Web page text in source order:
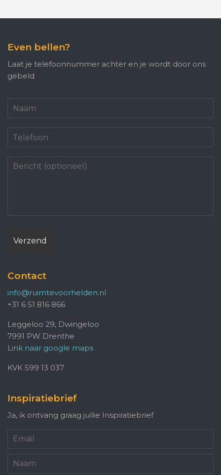
Even bellen?
Laat je telefoonnummer achter en je wordt door ons
gebeld
Contact
info@ruimtevoorhelden.nl
+31 6 51 816 866
Leggeloo 29, Dwingeloo
7991 PW Drenthe
Link naar google maps
KVK 599 13 037
Inspiratiebrief
Ja, ik ontvang graag jullie Inspiratiebrief